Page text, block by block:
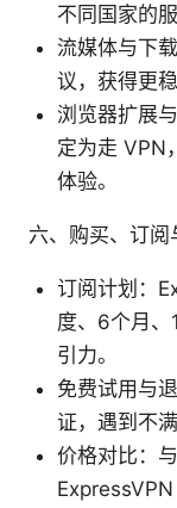
不同国家的服
流媒体与下
议，获得更
浏览器扩展
定为走 VPN
体验。
六、购买、订阅
订阅计划：
度、6个月、
引力。
免费试用与
证，遇到不
价格对比：